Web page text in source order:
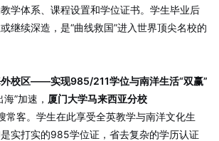
学体系、课程设置和学位证书。学生毕业后
继续深造，是“曲线救国”进入世界顶尖名校的
校区——实现985/211学位与南洋生活“双赢”
”加速， 厦门大学马来西亚分校
常客。学生在此享受全英教学与南洋文化生
实打实的985学位证，省去复杂的学历认证